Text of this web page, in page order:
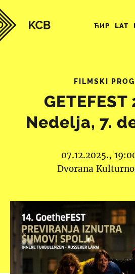
ЋИР LAT
FILMSKI
GETEFEST
Nedelja, 7.
07.12.2025.,
Dvorana